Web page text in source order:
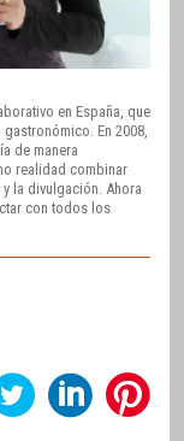
en España, que
En 2008,
de manera
realidad combinar
la divulgación. Ahora
con todos los